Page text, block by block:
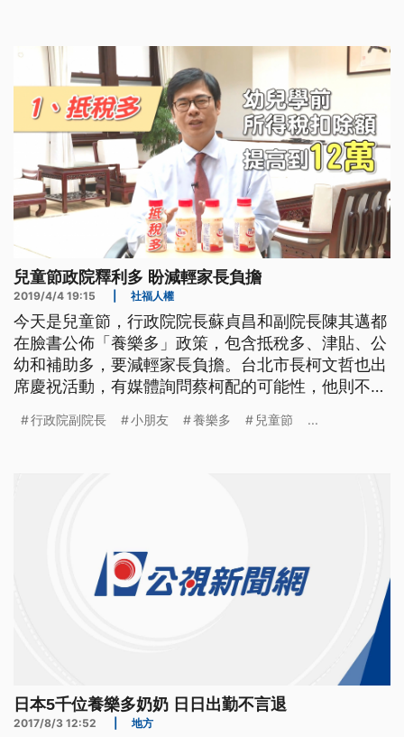
4個多多。」 行政院副院長陳其邁拍影片，公佈政府
「養樂多」政策，抵稅增加到1
兒童節政院釋利多 盼減輕家長負擔
2019/4/4 19:15 社福人權
今天是兒童節，行政院院長蘇貞昌和副院長陳其邁都
在臉書公佈「養樂多」政策，包含抵稅多、津貼、公
幼和補助多，要減輕家長負擔。台北市長柯文哲也出
席慶祝活動，有媒體詢問蔡柯配的可能性，他則不表
示，「各位爸爸媽媽跟所有的小朋友，大家兒童節快
行政院副院長 小朋友 養樂多 兒童節 ...
日本5千位養樂多奶奶 日日出勤不言退
2017/8/3 12:52 地方